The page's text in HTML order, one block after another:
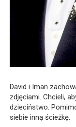
David i Iman
zdjęciami. Chcieli,
dzieciństwo.
siebie inną ścieżkę.